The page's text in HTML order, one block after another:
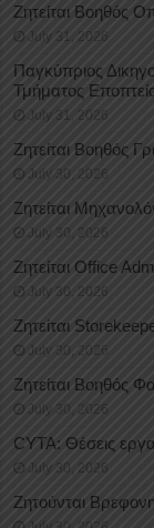
Ζητείται Βοηθός
July 31, 2026
Παγκύπριος
Τμήματος
July 31, 2026
Ζητείται Βοηθός
July 30, 2026
Ζητείται
July 30, 2026
Ζητείται Office
July 30, 2026
Ζητείται
July 30, 2026
Ζητείται Βοηθός
July 30, 2026
CYTA: Θέσεις
July 30, 2026
Ζητούνται